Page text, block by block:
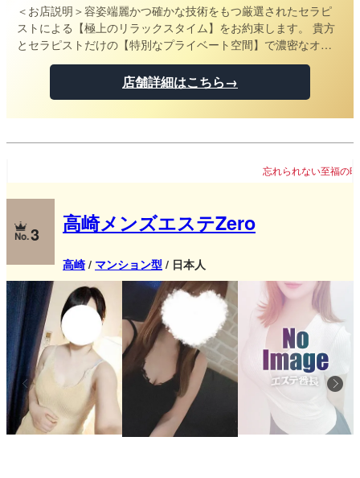
＜お店説明＞容姿端麗かつ確かな技術をもつ厳選されたセラピ
ストによる【極上のリラックスタイム】をお約束します。 貴方
とセラピストだけの【特別なプライベート空間】で濃密なオイ
ルトリートメントをご堪能ください。
店舗詳細はこちら→
忘れられない至福の時間を提供します！
3 高崎メンズエステZero
高崎 / マンション型 / 日本人